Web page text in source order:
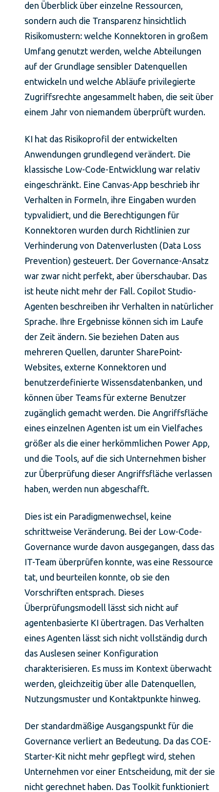
den Überblick über einzelne Ressourcen,
sondern auch die Transparenz hinsichtlich
Risikomustern: welche Konnektoren in großem
Umfang genutzt werden, welche Abteilungen
auf der Grundlage sensibler Datenquellen
entwickeln und welche Abläufe privilegierte
Zugriffsrechte angesammelt haben, die seit über
einem Jahr von niemandem überprüft wurden.
KI hat das Risikoprofil der entwickelten
Anwendungen grundlegend verändert. Die
klassische Low-Code-Entwicklung war relativ
eingeschränkt. Eine Canvas-App beschrieb ihr
Verhalten in Formeln, ihre Eingaben wurden
typvalidiert, und die Berechtigungen für
Konnektoren wurden durch Richtlinien zur
Verhinderung von Datenverlusten (Data Loss
Prevention) gesteuert. Der Governance-Ansatz
war zwar nicht perfekt, aber überschaubar. Das
ist heute nicht mehr der Fall. Copilot Studio-
Agenten beschreiben ihr Verhalten in natürlicher
Sprache. Ihre Ergebnisse können sich im Laufe
der Zeit ändern. Sie beziehen Daten aus
mehreren Quellen, darunter SharePoint-
Websites, externe Konnektoren und
benutzerdefinierte Wissensdatenbanken, und
können über Teams für externe Benutzer
zugänglich gemacht werden. Die Angriffsfläche
eines einzelnen Agenten ist um ein Vielfaches
größer als die einer herkömmlichen Power App,
und die Tools, auf die sich Unternehmen bisher
zur Überprüfung dieser Angriffsfläche verlassen
haben, werden nun abgeschafft.
Dies ist ein Paradigmenwechsel, keine
schrittweise Veränderung. Bei der Low-Code-
Governance wurde davon ausgegangen, dass das
IT-Team überprüfen konnte, was eine Ressource
tat, und beurteilen konnte, ob sie den
Vorschriften entsprach. Dieses
Überprüfungsmodell lässt sich nicht auf
agentenbasierte KI übertragen. Das Verhalten
eines Agenten lässt sich nicht vollständig durch
das Auslesen seiner Konfiguration
charakterisieren. Es muss im Kontext überwacht
werden, gleichzeitig über alle Datenquellen,
Nutzungsmuster und Kontaktpunkte hinweg.
Der standardmäßige Ausgangspunkt für die
Governance verliert an Bedeutung. Da das COE-
Starter-Kit nicht mehr gepflegt wird, stehen
Unternehmen vor einer Entscheidung, mit der sie
nicht gerechnet haben. Das Toolkit funktioniert